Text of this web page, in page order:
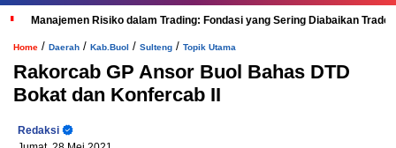
Manajemen Risiko dalam Trading: Fondasi yang Sering Diabaikan
Home / Daerah / Kab.Buol / Sulteng / Topik Utama
Rakorcab GP Ansor Buol Bahas DTD
Bokat dan Konfercab II
Redaksi